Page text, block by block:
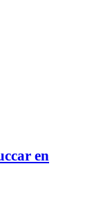
en